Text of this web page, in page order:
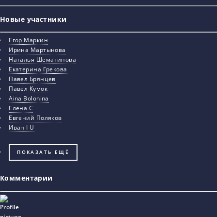
Новые участники
Егор Маркин
Ирина Мартынова
Наталья Шематинова
Екатерина Грекова
Павел Брянцев
Павел Кумок
Aina Bolonina
Елена С
Евгений Поляков
Иван I U
ПОКАЗАТЬ ЕЩЁ
Комментарии